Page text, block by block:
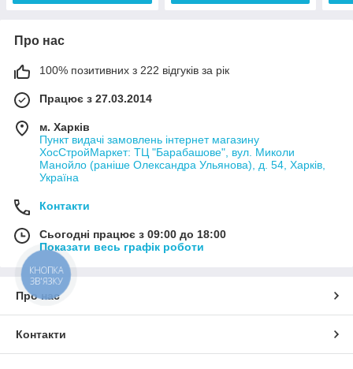
Про нас
100% позитивних з 222 відгуків за рік
Працює з 27.03.2014
м. Харків
Пункт видачі замовлень інтернет магазину
ХосСтройМаркет: ТЦ "Барабашове", вул. Миколи
Манойло (раніше Олександра Ульянова), д. 54, Харків,
Україна
Контакти
Сьогодні працює з 09:00 до 18:00
Показати весь графік роботи
Про нас
Контакти
КНОПКА
ЗВ'ЯЗКУ